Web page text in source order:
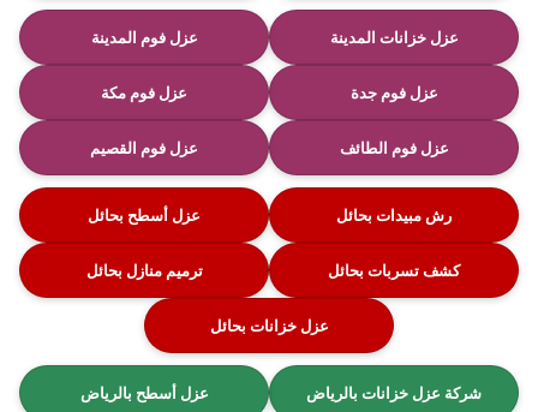
عزل خزانات المدينة عزل فوم المدينة
عزل فوم جدة عزل فوم مكة
عزل فوم الطائف عزل فوم القصيم
رش مبيدات بحائل عزل أسطح بحائل
كشف تسربات بحائل ترميم منازل بحائل
عزل خزانات بحائل
شركة عزل خزانات بالرياض عزل أسطح بالرياض